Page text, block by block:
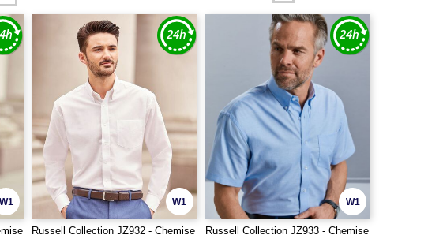
W1 W1
Russell Collection JZ932 - Chemise
W1
Russell Collection JZ933 - Chemise